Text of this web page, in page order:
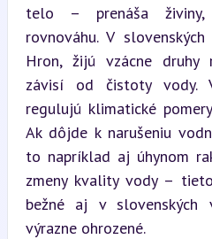
telo – prenáša živiny,
rovnováhu. V
Hron, žijú vzácne druhy
závisí od čistoty vody.
regulujú klimatické
Ak dôjde k narušeniu
to napríklad aj úhynom
zmeny kvality vody –
bežné aj v slovenských
výrazne ohrozené.